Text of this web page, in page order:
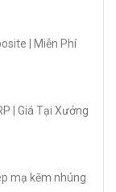
| Miễn Phí
| Giá Tại Xưởng
mạ kẽm nhúng